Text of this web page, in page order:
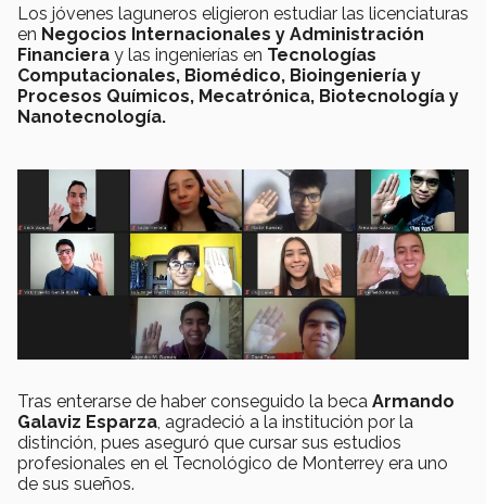
Los jóvenes laguneros eligieron estudiar las licenciaturas
en Negocios Internacionales y Administración
Financiera y las ingenierías en Tecnologías
Computacionales, Biomédico, Bioingeniería y
Procesos Químicos, Mecatrónica, Biotecnología y
Nanotecnología.
Tras enterarse de haber conseguido la beca Armando
Galaviz Esparza, agradeció a la institución por la
distinción, pues aseguró que cursar sus estudios
profesionales en el Tecnológico de Monterrey era uno
de sus sueños.